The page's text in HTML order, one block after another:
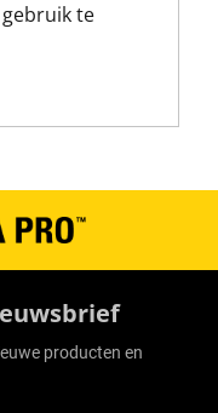
te
producten en